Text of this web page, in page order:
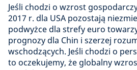
Jeśli chodzi o wzrost
2017 r. dla USA pozostają
podwyżce dla strefy euro
prognozy dla Chin i szerzej
wschodzących. Jeśli chodzi o
to oczekujemy, że globalny